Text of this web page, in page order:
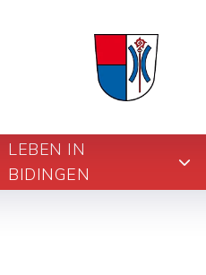
LEBEN IN
BIDINGEN